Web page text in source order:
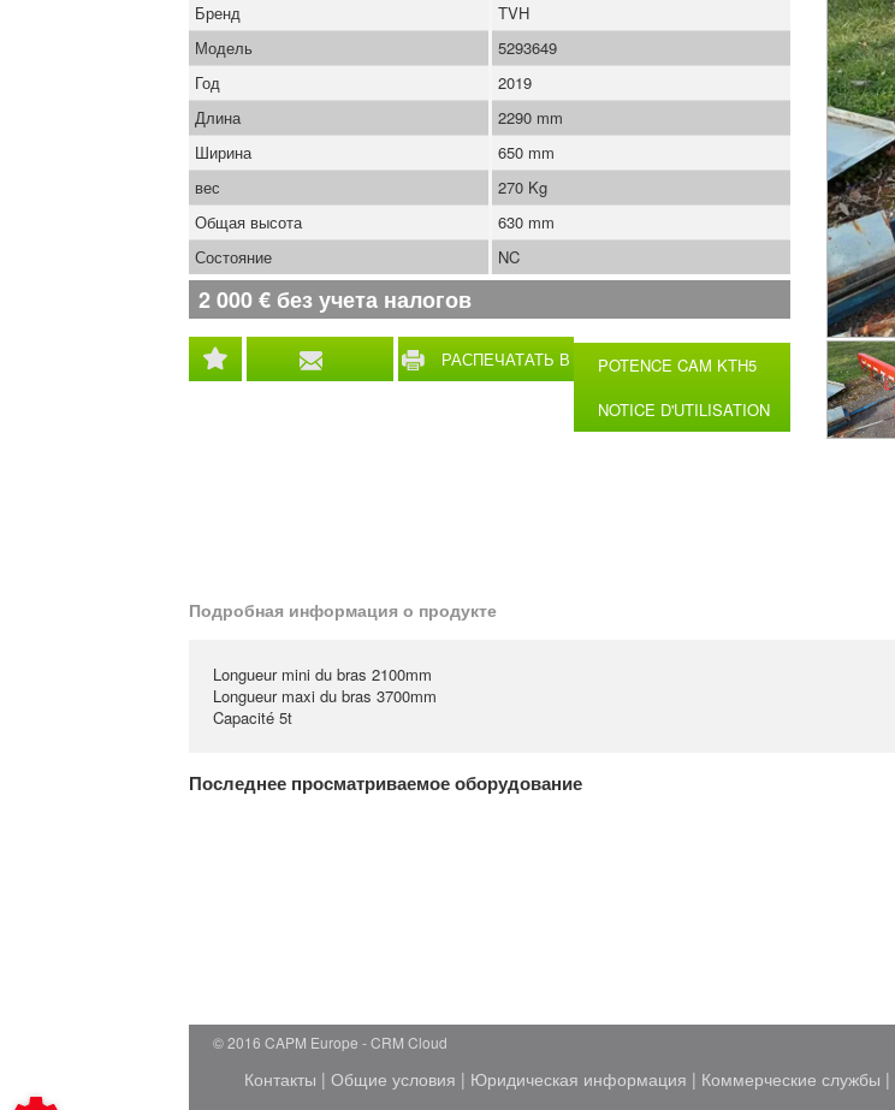
РАСПЕЧАТАТЬ В
POTENCE CAM KTH5
NOTICE D'UTILISATION
Бренд
TVH
Модель
5293649
Год
2019
Длина
2290 mm
Ширина
650 mm
вес
270 Kg
Общая высота
630 mm
Состояние
NC
2 000€ без учета налогов
Подробная информация о продукте
Longueur mini du bras 2100mm
Longueur maxi du bras 3700mm
Capacité 5t
Последнее просматриваемое оборудование
© 2016 CAPM Europe CRM Cloud
Контакты | Общие условия | Юридическая информация | Коммерческие службы |